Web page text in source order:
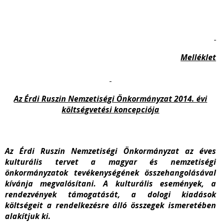
Melléklet
Az Érdi Ruszin Nemzetiségi Önkormányzat 2014. évi
költségvetési koncepciója
Az Érdi Ruszin Nemzetiségi Önkormányzat az éves
kulturális tervet a magyar és nemzetiségi
önkormányzatok tevékenységének összehangolásával
kívánja megvalósítani. A kulturális események, a
rendezvények támogatását, a dologi kiadások
költségeit a rendelkezésre álló összegek ismeretében
alakítjuk ki.